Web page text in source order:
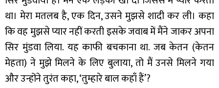
था। मेरा मतलब है, एक दिन, उसने मुझसे शादी कर ली। कहा
कि वह मुझसे प्यार नहीं करती इसके जवाब में मैंने जाकर अपना
सिर मुंडवा लिया. यह काफी बचकाना था. जब केतन (केतन
मेहता) ने मुझे मिलने के लिए बुलाया, तो मैं उनसे मिलने गया
और उन्होंने तुरंत कहा, ‘तुम्हारे बाल कहाँ हैं’?